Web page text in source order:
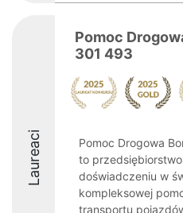
Laureaci
Pomoc
301 493
Pomoc Drogowa
to
doświadczeniu w
kompleksowej
transportu